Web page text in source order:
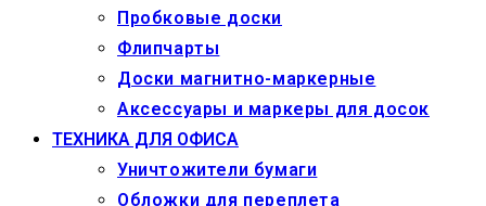
Пробковые доски
Флипчарты
Доски магнитно-маркерные
Аксессуары и маркеры для досок
ТЕХНИКА ДЛЯ ОФИСА
Уничтожители бумаги
Обложки для переплета